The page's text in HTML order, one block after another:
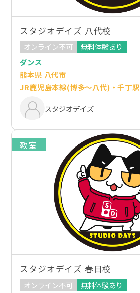
スタジオデイズ 八代校
オンライン不可
無料体験あり
ダンス
熊本県 八代市
JR鹿児島本線(博多～八代)・千丁駅
スタジオデイズ
教室
スタジオデイズ 春日校
オンライン不可
無料体験あり